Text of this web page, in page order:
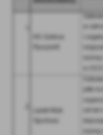
Firmy te działają w
treści w postaci
społecznościowych.